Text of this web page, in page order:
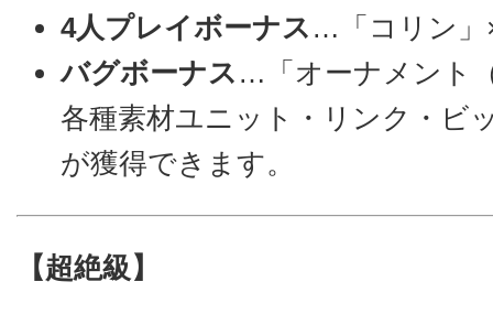
4人プレイボーナス …「コリン」
バグボーナス …「オーナメント
各種素材ユニット・リンク・ビ
が獲得できます。
【超絶級】